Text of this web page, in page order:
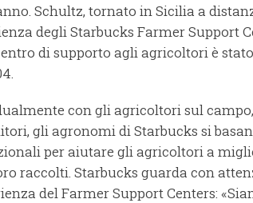
Schultz, tornato in Sicilia a
degli Starbucks Farmer Support
di supporto agli agricoltori è
con gli agricoltori sul
gli agronomi di Starbucks si
per aiutare gli agricoltori a
raccolti. Starbucks guarda con
del Farmer Support Centers: